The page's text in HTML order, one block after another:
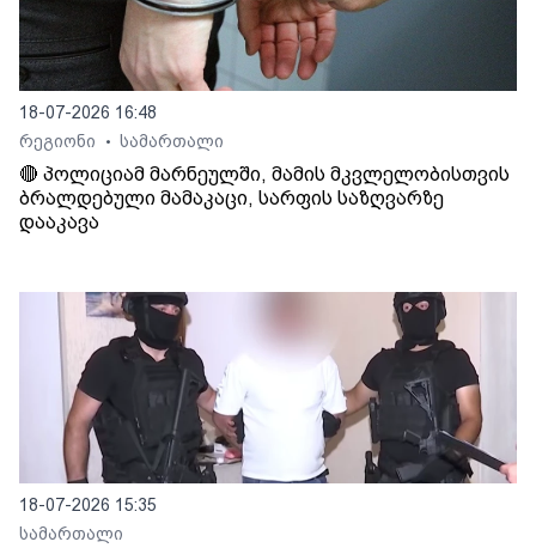
18-07-2026 16:48
რეგიონი
• სამართალი
🔴 პოლიციამ მარნეულში, მამის მკვლელობისთვის
ბრალდებული მამაკაცი, სარფის საზღვარზე
დააკავა
18-07-2026 15:35
სამართალი